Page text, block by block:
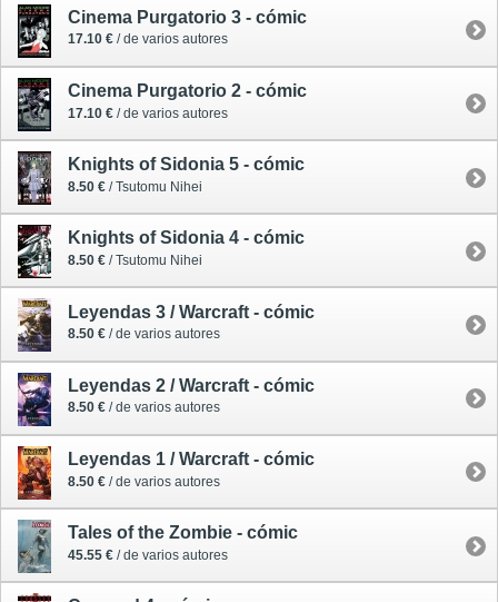
Cinema Purgatorio 3 - cómic
17.10 € / de varios autores
Cinema Purgatorio 2 - cómic
17.10 € / de varios autores
Knights of Sidonia 5 - cómic
8.50 € / Tsutomu Nihei
Knights of Sidonia 4 - cómic
8.50 € / Tsutomu Nihei
Leyendas 3 / Warcraft - cómic
8.50 € / de varios autores
Leyendas 2 / Warcraft - cómic
8.50 € / de varios autores
Leyendas 1 / Warcraft - cómic
8.50 € / de varios autores
Tales of the Zombie - cómic
45.55 € / de varios autores